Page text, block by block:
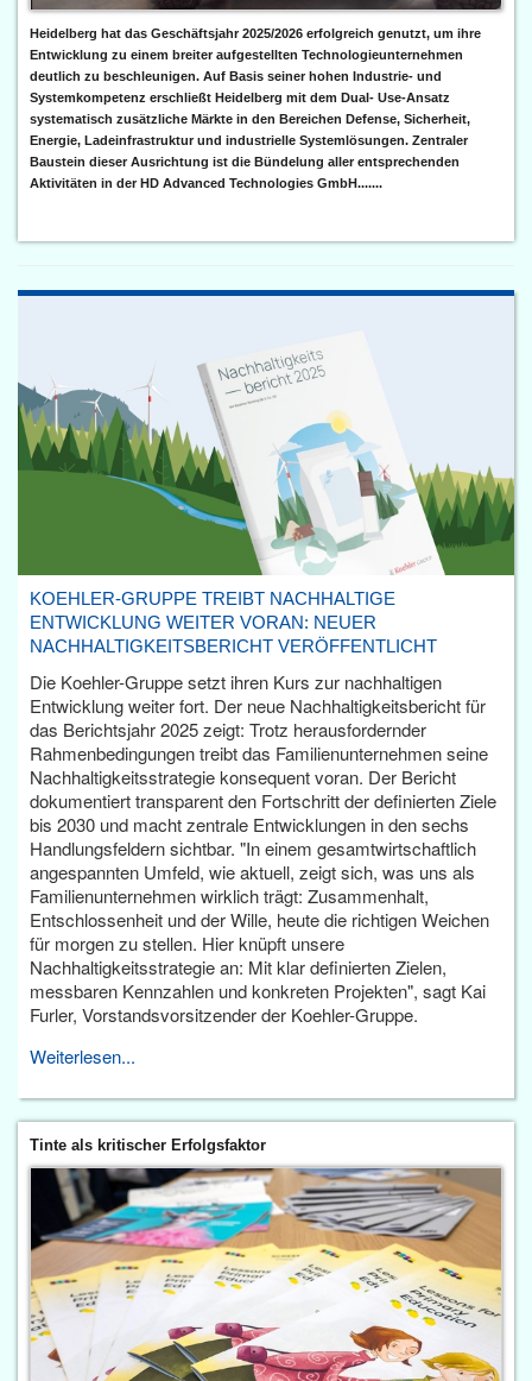
Heidelberg hat das Geschäftsjahr 2025/2026 erfolgreich genutzt, um ihre
Entwicklung zu einem breiter aufgestellten Technologieunternehmen
deutlich zu beschleunigen. Auf Basis seiner hohen Industrie- und
Systemkompetenz erschließt Heidelberg mit dem Dual- Use-Ansatz
systematisch zusätzliche Märkte in den Bereichen Defense, Sicherheit,
Energie, Ladeinfrastruktur und industrielle Systemlösungen. Zentraler
Baustein dieser Ausrichtung ist die Bündelung aller entsprechenden
Aktivitäten in der HD Advanced Technologies GmbH.......
KOEHLER-GRUPPE TREIBT NACHHALTIGE
ENTWICKLUNG WEITER VORAN: NEUER
NACHHALTIGKEITSBERICHT VERÖFFENTLICHT
Die Koehler-Gruppe setzt ihren Kurs zur nachhaltigen
Entwicklung weiter fort. Der neue Nachhaltigkeitsbericht für
das Berichtsjahr 2025 zeigt: Trotz herausfordernder
Rahmenbedingungen treibt das Familienunternehmen seine
Nachhaltigkeitsstrategie konsequent voran. Der Bericht
dokumentiert transparent den Fortschritt der definierten Ziele
bis 2030 und macht zentrale Entwicklungen in den sechs
Handlungsfeldern sichtbar. "In einem gesamtwirtschaftlich
angespannten Umfeld, wie aktuell, zeigt sich, was uns als
Familienunternehmen wirklich trägt: Zusammenhalt,
Entschlossenheit und der Wille, heute die richtigen Weichen
für morgen zu stellen. Hier knüpft unsere
Nachhaltigkeitsstrategie an: Mit klar definierten Zielen,
messbaren Kennzahlen und konkreten Projekten", sagt Kai
Furler, Vorstandsvorsitzender der Koehler-Gruppe.
Weiterlesen...
Tinte als kritischer Erfolgsfaktor